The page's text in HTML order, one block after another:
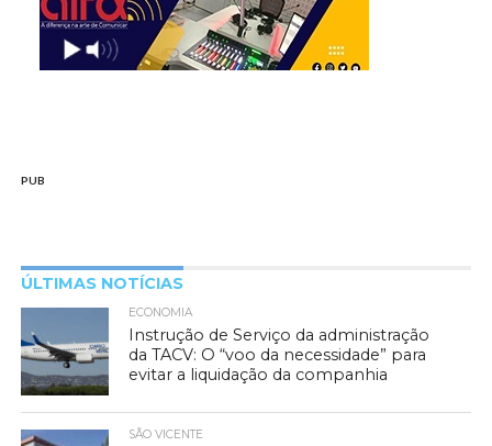
PUB
ÚLTIMAS NOTÍCIAS
ECONOMIA
Instrução de Serviço da administração
da TACV: O “voo da necessidade” para
evitar a liquidação da companhia
SÃO VICENTE